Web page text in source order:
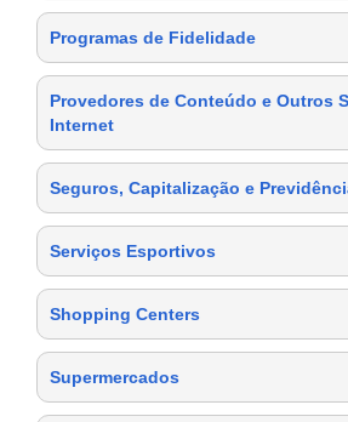
Programas de Fidelidade
Provedores de Conteúdo e Outros
Internet
Seguros, Capitalização e
Serviços Esportivos
Shopping Centers
Supermercados